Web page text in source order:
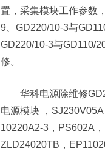
置，采集模块工作参数
9、GD220/10-3与
GD220/10-3与GD110/
修。
华科电源除维修
电源模块 ，
10220A2-3，PS602A
ZLD24020TB，